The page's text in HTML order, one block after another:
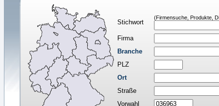
Stichwort
(Firmensuche, Produkte,
Firma
Branche
PLZ
Ort
Straße
Vorwahl